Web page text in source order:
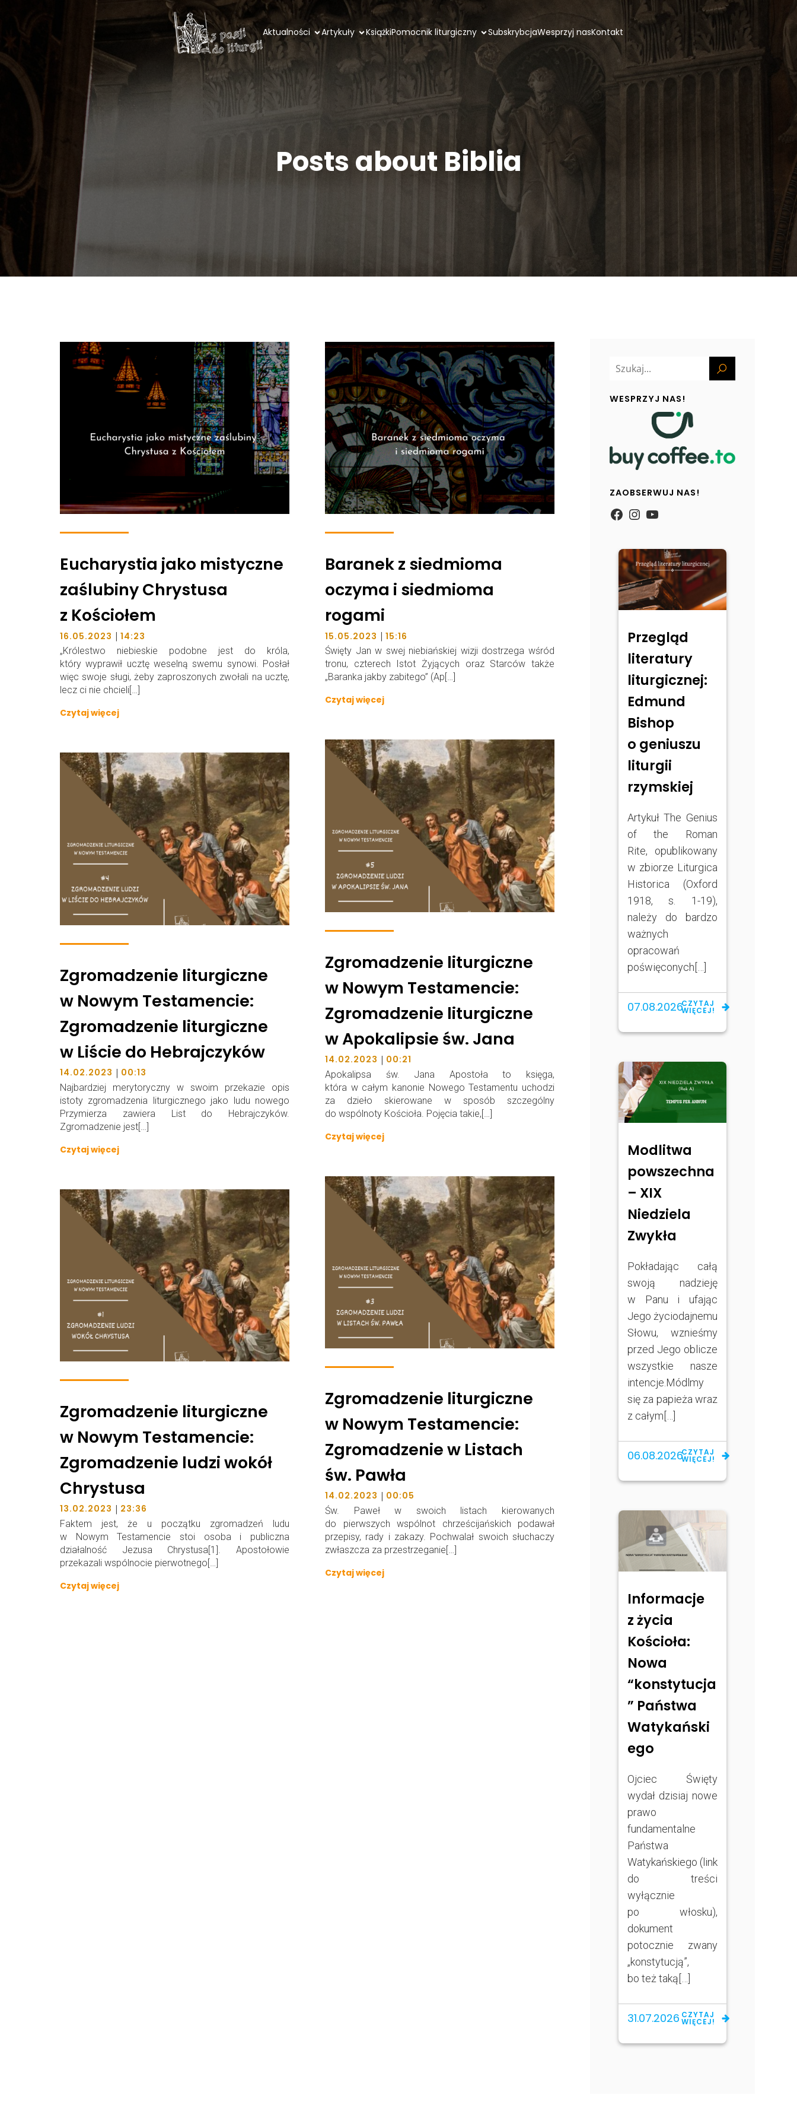
Aktualności Artykuły KsiążkiPomocnik liturgiczny SubskrybcjaWesprzyj nasKontakt
Posts about Biblia
Eucharystia jako mistyczne
zaślubiny Chrystusa
z Kościołem
16.05.2023 | 14:23
„Królestwo niebieskie podobne jest do króla,
który wyprawił ucztę weselną swemu synowi. Posłał
więc swoje sługi, żeby zaproszonych zwołali na ucztę,
lecz ci nie chcieli[…]
Czytaj więcej
Baranek z siedmioma
oczyma i siedmioma
rogami
15.05.2023 | 15:16
Święty Jan w swej niebiańskiej wizji dostrzega wśród
tronu, czterech Istot Żyjących oraz Starców także
„Baranka jakby zabitego” (Ap[…]
Czytaj więcej
Zgromadzenie liturgiczne
w Nowym Testamencie:
Zgromadzenie liturgiczne
w Apokalipsie św. Jana
14.02.2023 | 00:21
Apokalipsa św. Jana Apostoła to księga,
która w całym kanonie Nowego Testamentu uchodzi
za dzieło skierowane w sposób szczególny
do wspólnoty Kościoła. Pojęcia takie,[…]
Czytaj więcej
Zgromadzenie liturgiczne
w Nowym Testamencie:
Zgromadzenie liturgiczne
w Liście do Hebrajczyków
14.02.2023 | 00:13
Najbardziej merytoryczny w swoim przekazie opis
istoty zgromadzenia liturgicznego jako ludu nowego
Przymierza zawiera List do Hebrajczyków.
Zgromadzenie jest[…]
Czytaj więcej
Zgromadzenie liturgiczne
w Nowym Testamencie:
Zgromadzenie w Listach
św. Pawła
14.02.2023 | 00:05
Św. Paweł w swoich listach kierowanych
do pierwszych wspólnot chrześcijańskich podawał
przepisy, rady i zakazy. Pochwalał swoich słuchaczy
zwłaszcza za przestrzeganie[…]
Czytaj więcej
Zgromadzenie liturgiczne
w Nowym Testamencie:
Zgromadzenie ludzi wokół
Chrystusa
13.02.2023 | 23:36
Faktem jest, że u początku zgromadzeń ludu
w Nowym Testamencie stoi osoba i publiczna
działalność Jezusa Chrystusa[1]. Apostołowie
przekazali wspólnocie pierwotnego[…]
Czytaj więcej
WESPRZYJ NAS!
ZAOBSERWUJ NAS!
https://
Instagram
YouTube
Przegląd
literatury
liturgicznej:
Edmund
Bishop
o geniuszu
liturgii
rzymskiej
Artykuł The Genius
of the Roman
Rite, opublikowany
w zbiorze Liturgica
Historica (Oxford
1918, s. 1-19),
należy do bardzo
ważnych
opracowań
poświęconych[…]
07.08.2026CZYTAJ
WIĘCEJ!
Modlitwa
powszechna
– XIX
Niedziela
Zwykła
Pokładając całą
swoją nadzieję
w Panu i ufając
Jego życiodajnemu
Słowu, wznieśmy
przed Jego oblicze
wszystkie nasze
intencje.Módlmy
się za papieża wraz
z całym[…]
06.08.2026CZYTAJ
WIĘCEJ!
Informacje
z życia
Kościoła:
Nowa
“konstytucja
” Państwa
Watykański
ego
Ojciec Święty
wydał dzisiaj nowe
prawo
fundamentalne
Państwa
Watykańskiego (link
do treści
wyłącznie
po włosku),
dokument
potocznie zwany
„konstytucją”,
bo też taką[…]
31.07.2026 CZYTAJ
WIĘCEJ!